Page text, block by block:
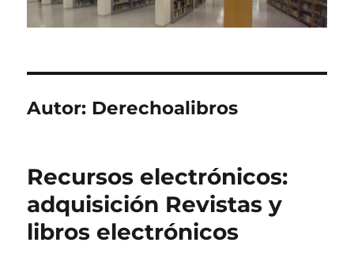
Autor: Derechoalibros
Recursos electrónicos:
adquisición Revistas y
libros electrónicos